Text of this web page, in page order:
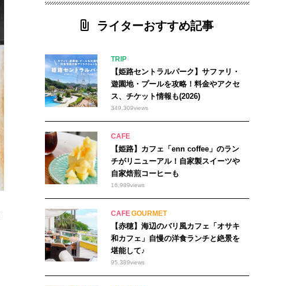
ライターおすすめ記事
TRIP
【姫路セントラルパーク】サファリ・
遊園地・プールを攻略！料金やアクセ
ス、チケット情報も(2026)
349,309views
CAFE
【姫路】カフェ「enn coffee」のラン
チがリニューアル！自家製スイーツや
自家焙煎コーヒーも
16,989views
CAFEGOURMET
【赤穂】海辺のバリ風カフェ「オサキ
和カフェ」自慢の洋食ランチと絶景を
堪能して♪
95,389views